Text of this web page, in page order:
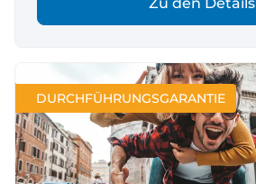
DURCHFÜHRUNGSGARANTIE